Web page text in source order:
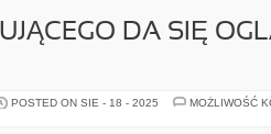
DA SIĘ
POSTED ON SIE - 18 - 2025
MOŻLIWOŚĆ